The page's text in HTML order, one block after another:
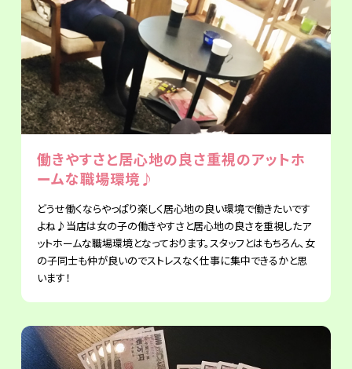
働きやすさと居心地の良さ重視のアットホ
ームな職場環境♪
どうせ働くならやっぱり楽しく居心地の良い環境で働きたいです
よね♪当店は女の子の働きやすさと居心地の良さを重視したア
ットホームな職場環境となっております。スタッフとはもちろん、女
の子同士も仲が良いのでストレスなく仕事に集中できるかと思
います！